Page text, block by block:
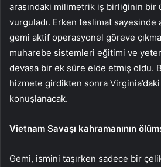
arasındaki milimetrik iş birliğinin bir
vurguladı. Erken teslimat sayesinde
gemi aktif operasyonel göreve
muharebe sistemleri eğitimi ve
devasa bir ek süre elde etmiş oldu.
hizmete girdikten sonra
konuşlanacak.
Vietnam Savaşı kahramanının
Gemi, ismini taşırken sadece bir çelik